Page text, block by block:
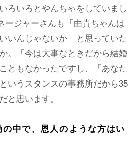
ろいろとやんちゃをしていまし
ージャーさんも「由貴ちゃんは
いんじゃないか」と思っていた
。「今は大事なときだから結婚
ともなかったですし、「あなた
いうスタンスの事務所だから35
と思います。
中で、恩人のような方はい